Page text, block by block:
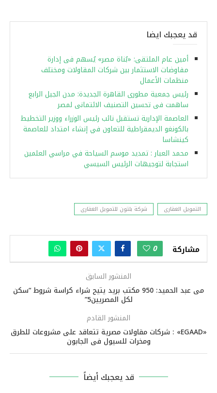
قد يعجبك ايضا
أمين عام الملتقى: «بُناة مصر» يُسهم فى إدارة
مفاوضات الاستثمار بين شركات المقاولات ومختلف
منظمات الأعمال
رئيس جمعية مطورى القاهرة الجديدة: مدن الجيل الرابع
ساهمت فى تحسين التصنيف الائتمانى لمصر
العاصمة الإدارية تستقبل نائب رئيس الوزراء ووزير التخطيط
بالكونغو الديمقراطية للتعاون في إنشاء امتداد للعاصمة
كينشاسا
محمد العبار : تمديد موسم السياحة في مراسي العلمين
استجابة لتوجيهات الرئيس السيسي
التمويل العقارى شركة بلتون للتمويل العقارى
مشاركة 0
المنشور السابق
مى عبد الحميد: 950 مكتب بريد يتيح شراء كراسة شروط “سكن
لكل المصريين5”
المنشور القادم
«EGAAD» : شركات مقاولات مصرية تتعاقد على مشروعات للطرق
ومخرات للسيول فى الجابون
قد يعجبك أيضاً